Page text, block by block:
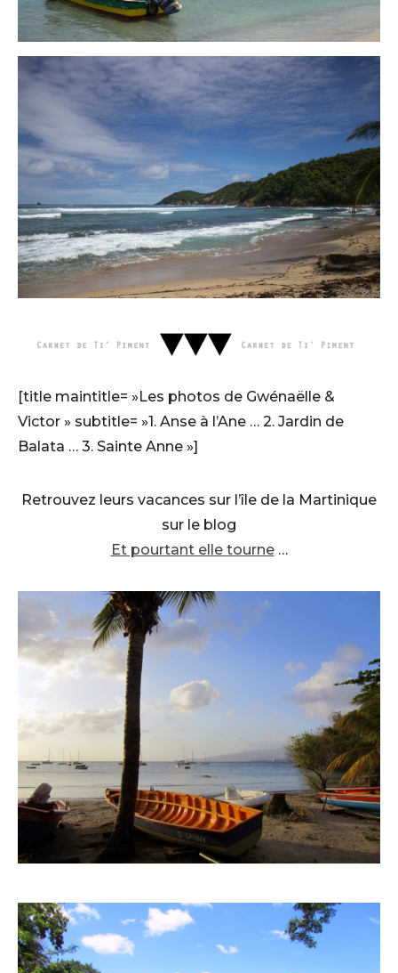
[title maintitle= »Les photos de Gwénaëlle &
Victor » subtitle= »1. Anse à l’Ane … 2. Jardin de
Balata … 3. Sainte Anne »]
Retrouvez leurs vacances sur l’île de la Martinique
sur le blog
Et pourtant elle tourne…